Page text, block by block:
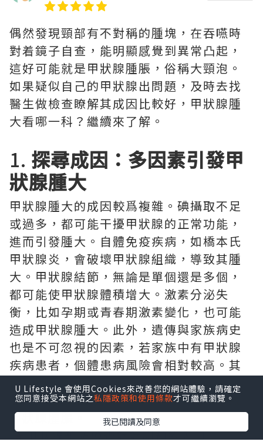
偶然發現頸部有不對稱的腫塊，在吞嚥時
對着鏡子自查，能明顯感覺到異常凸起，
這好可能就是甲狀腺腫脹，俗稱大頸泡。
如果疑似自己的甲狀腺出問題，及時去找
醫生做檢查瞭解其成因比較好，甲狀腺腫
大看哪一科？繼續來了解。
1. 探尋成因：多因素引發甲
狀腺腫大
甲狀腺腫大的成因較爲複雜。碘攝取不足
或過多，都可能干擾甲狀腺的正常功能，
進而引發腫大。自體免疫疾病，如橋本氏
甲狀腺炎，會破壞甲狀腺組織，導致其腫
大。甲狀腺結節，無論是單個還是多個，
都可能使甲狀腺體積增大。激素分泌失
衡，比如孕期或青春期激素變化，也可能
造成甲狀腺腫大。此外，遺傳與家族病史
也是不可忽視的因素，若家族中有甲狀腺
疾病患者，個體患病風險會相對較高。其
他原因，像感染、腫瘤（包括惡性和良
性）、頸部放射線暴露等，同樣可能導致
甲狀腺腫脹。
★甲狀腺預防檢查計計劃預約入口
U Lifestyle 會使用Cookies來改善您的網站體驗，請確定
您同意接受本網站之私隱政策和使用條款才可繼續瀏覽。
我已閱讀及同意